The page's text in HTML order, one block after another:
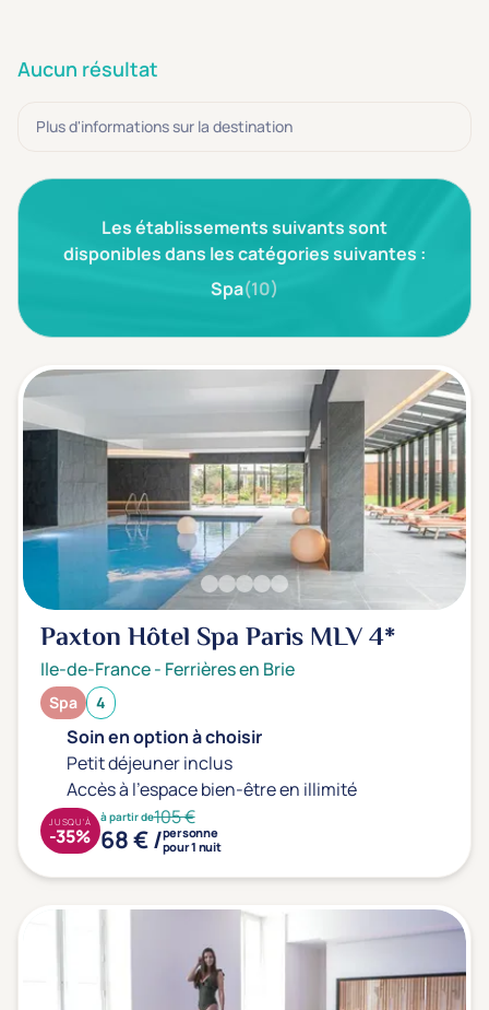
Parfait: 4.5+
(0)
(0)
Ville
(0)
Montagne
(0)
(0)
Type de séjour
Thalasso Thermal Spa
Thématiques bien-être
Accès à l'espace bien-être
Massage, détente, Rituel du monde
Remise en forme
Beauté & anti-âge
Silhouette, Minceur
(0)
Gestion du stress / sommeil
(0)
(0)
Sport
(0)
Aucun résultat
Plus d'informations sur la destination
Les établissements suivants sont
disponibles dans les catégories suivantes :
Spa(10)
Paxton Hôtel Spa Paris MLV4*
Ile-de-France- Ferrières en Brie
Spa 4
Soin en option à choisir
Petit déjeuner inclus
Accès à l'espace bien-être en illimité
à partir de105 €
68 € /personne
pour 1 nuit
JUSQU'À
-35%